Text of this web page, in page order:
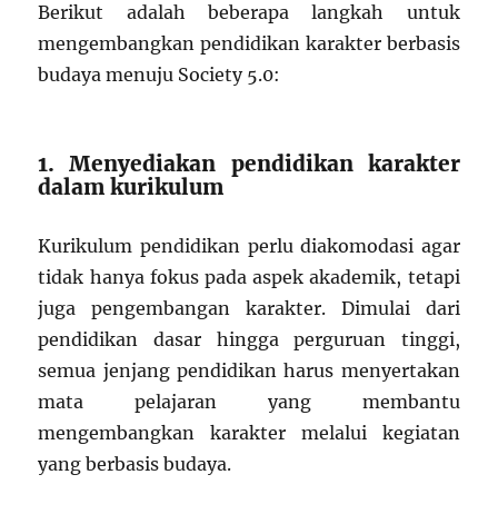
Berikut adalah beberapa langkah untuk
mengembangkan pendidikan karakter berbasis
budaya menuju Society 5.0:
1. Menyediakan pendidikan karakter
dalam kurikulum
Kurikulum pendidikan perlu diakomodasi agar
tidak hanya fokus pada aspek akademik, tetapi
juga pengembangan karakter. Dimulai dari
pendidikan dasar hingga perguruan tinggi,
semua jenjang pendidikan harus menyertakan
mata pelajaran yang membantu
mengembangkan karakter melalui kegiatan
yang berbasis budaya.